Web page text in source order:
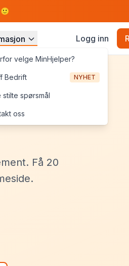
velge MinHjelper?
Bedrift NYHET
stilte spørsmål
oss
Logg inn
Få 20